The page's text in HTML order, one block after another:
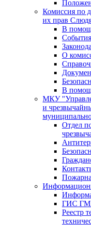
Комиссия по
их прав
В
О
В
МКУ
и
Отдел
ГИС
Реестр